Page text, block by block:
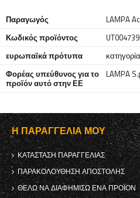
Παραγωγός
LAMPA
Κωδικός προϊόντος
UT004739
ευρωπαϊκά πρότυπα
Φορέας υπεύθυνος για το
προϊόν αυτό στην ΕΕ
LAMPA
Η ΠΑΡΑΓΓΕΛΊΑ ΜΟΥ
ΚΑΤΆΣΤΑΣΗ ΠΑΡΑΓΓΕΛΊΑΣ
ΠΑΡΑΚΟΛΟΎΘΗΣΗ ΑΠΟΣΤΟΛΉΣ
ΘΈΛΩ ΝΑ ΔΙΑΦΗΜΊΣΩ ΈΝΑ ΠΡΟΪΌΝ